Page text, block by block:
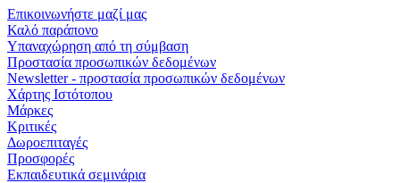
Επικοινωνήστε μαζί μας
Καλό παράπονο
Υπαναχώρηση από τη σύμβαση
Προστασία προσωπικών δεδομένων
Newsletter - προστασία προσωπικών δεδομένων
Χάρτης Ιστότοπου
Μάρκες
Κριτικές
Δωροεπιταγές
Προσφορές
Εκπαιδευτικά σεμινάρια